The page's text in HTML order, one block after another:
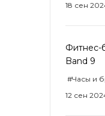
18 сен
Фитнес-
Band 9
#Часы и
12 сен